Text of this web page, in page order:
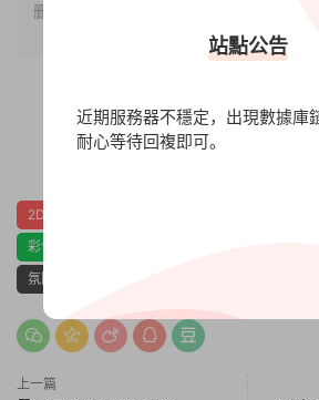
删除!
0
2D
彩色
氛圍
上一篇
站點公告
近期服務器不穩定，出現數據庫
耐心等待回複即可。